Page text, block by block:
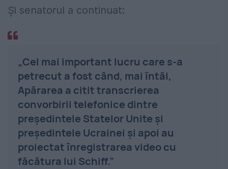
Și senatorul a continuat:
„Cel mai important lucru care s-a
petrecut a fost când, mai întâi,
Apărarea a citit transcrierea
convorbirii telefonice dintre
președintele Statelor Unite și
președintele Ucrainei și apoi au
proiectat înregistrarea video cu
făcătura lui Schiff.”